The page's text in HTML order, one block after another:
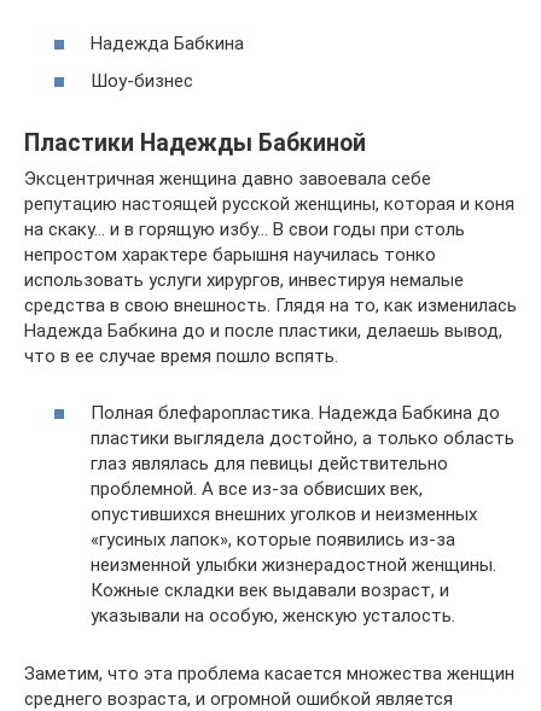
Надежда Бабкина
Шоу-бизнес
Пластики Надежды Бабкиной
Эксцентричная женщина давно завоевала себе
репутацию настоящей русской женщины, которая и коня
на скаку… и в горящую избу… В свои годы при столь
непростом характере барышня научилась тонко
использовать услуги хирургов, инвестируя немалые
средства в свою внешность. Глядя на то, как изменилась
Надежда Бабкина до и после пластики, делаешь вывод,
что в ее случае время пошло вспять.
Полная блефаропластика. Надежда Бабкина до
пластики выглядела достойно, а только область
глаз являлась для певицы действительно
проблемной. А все из-за обвисших век,
опустившихся внешних уголков и неизменных
«гусиных лапок», которые появились из-за
неизменной улыбки жизнерадостной женщины.
Кожные складки век выдавали возраст, и
указывали на особую, женскую усталость.
Заметим, что эта проблема касается множества женщин
среднего возраста, и огромной ошибкой является